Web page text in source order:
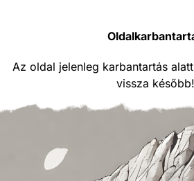
Az oldal jelenleg karbantartás
vissza később!